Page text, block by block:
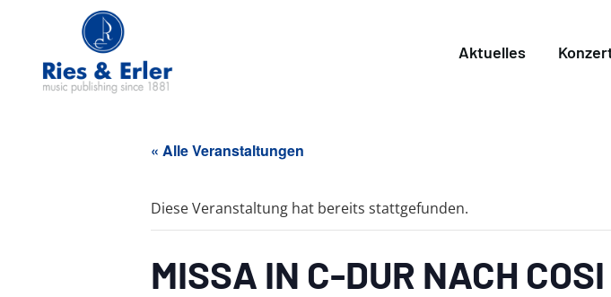
Aktuelles
« Alle Veranstaltungen
Diese Veranstaltung hat bereits stattgefunden.
MISSA IN C-DUR NACH